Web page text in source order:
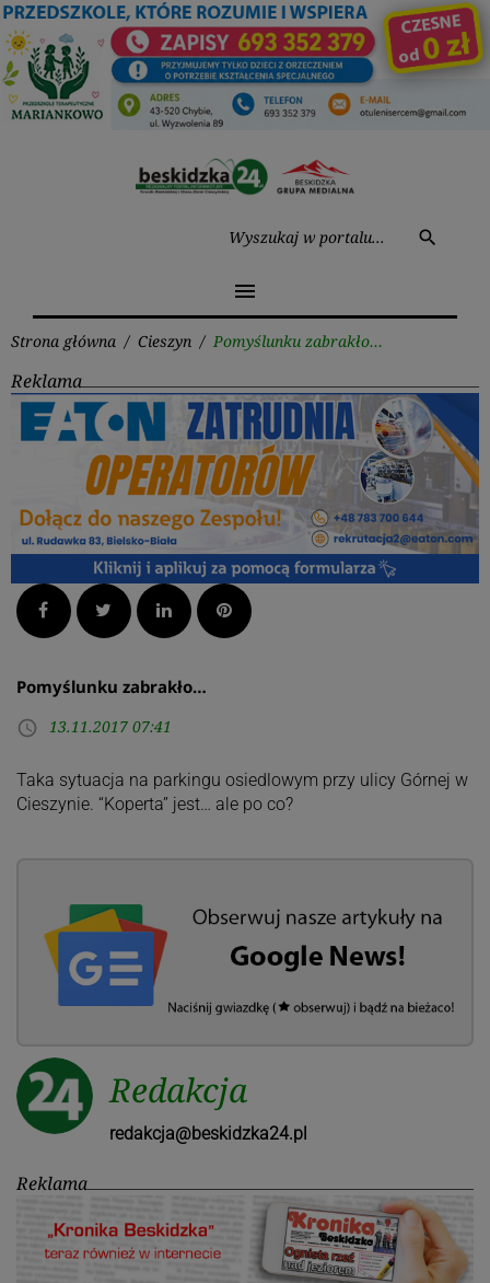
Przejdź
do
treści
search
menu
Strona główna / Cieszyn / Pomyślunku zabrakło…
Reklama
Facebook Twitter LinkedInPinterest
Pomyślunku zabrakło…
access_time
13.11.2017 07:41
Taka sytuacja na parkingu osiedlowym przy ulicy Górnej w
Cieszynie. “Koperta” jest… ale po co?
Redakcja
redakcja@beskidzka24.pl
Reklama